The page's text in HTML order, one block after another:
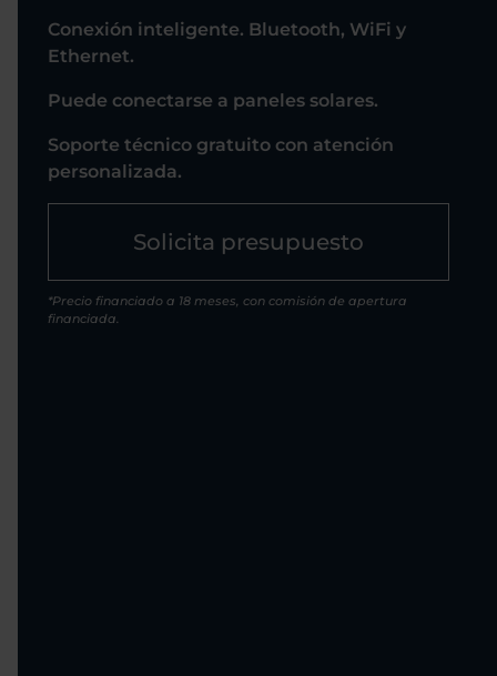
Conexión inteligente. Bluetooth, WiFi y
Ethernet.
Puede conectarse a paneles solares.
Soporte técnico gratuito con atención
personalizada.
Solicita presupuesto
*Precio financiado a 18 meses, con comisión de apertura
financiada.